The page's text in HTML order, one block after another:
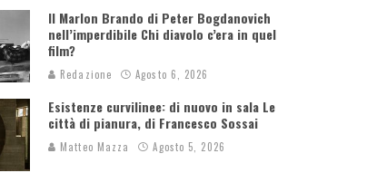
Il Marlon Brando di Peter Bogdanovich
nell’imperdibile Chi diavolo c’era in quel
film?
Redazione Agosto 6, 2026
Esistenze curvilinee: di nuovo in sala Le
città di pianura, di Francesco Sossai
Matteo Mazza Agosto 5, 2026